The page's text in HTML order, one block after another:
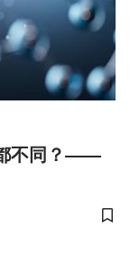
不同？——
儲